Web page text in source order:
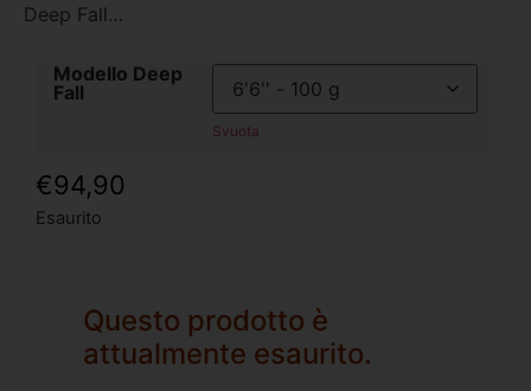
Deep Fall…
Modello Deep
Fall
Svuota
€94,90
Esaurito
Questo prodotto è
attualmente esaurito.